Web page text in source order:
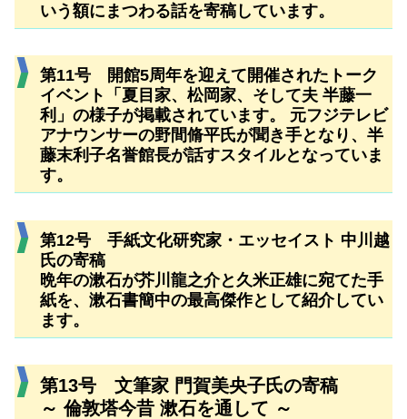
いう額にまつわる話を寄稿しています。
第11号 開館5周年を迎えて開催されたトーク
イベント「夏目家、松岡家、そして夫 半藤一
利」の様子が掲載されています。 元フジテレビ
アナウンサーの野間脩平氏が聞き手となり、半
藤末利子名誉館長が話すスタイルとなっていま
す。
第12号 手紙文化研究家・エッセイスト 中川越
氏の寄稿
晩年の漱石が芥川龍之介と久米正雄に宛てた手
紙を、漱石書簡中の最高傑作として紹介してい
ます。
第13号 文筆家 門賀美央子氏の寄稿
～ 倫敦塔今昔 漱石を通して ～